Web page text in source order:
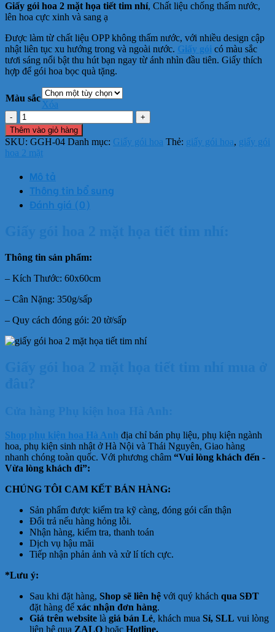
Giấy gói hoa 2 mặt họa tiết tim nhí, Chất liệu chống thấm nước,
lên hoa cực xinh và sang ạ
Được làm từ chất liệu OPP không thấm nước, với nhiều design cập
nhật liên tục xu hướng trong và ngoài nước. Giấy gói có màu sắc
tươi sáng nổi bật thu hút bạn ngay từ ánh nhìn đầu tiên. Giấy thích
hợp để gói hoa bọc quà tặng.
Màu sắc
Xóa
Giấy
gói
hoa
2
mặt
tiết
tim
nhí
Thêm vào giỏ hàng
SKU: GGH-04 Danh mục: Giấy gói hoa Thẻ: giấy gói hoa, giấy gói
hoa 2 mặt
Mô tả
Thông tin bổ sung
Đánh giá (0)
Thông tin sản phẩm:
– Kích Thước: 60x60cm
– Cân Nặng: 350g/sấp
– Quy cách đóng gói: 20 tờ/sấp
Shop phụ kiện hoa Hà Anh địa chỉ bán phụ liệu, phụ kiện ngành
hoa, phụ kiện sinh nhật ở Hà Nội và Thái Nguyên, Giao hàng
nhanh chóng toàn quốc. Với phương châm “Vui lòng khách đến -
Vừa lòng khách đi”:
CHÚNG TÔI CAM KẾT BÁN HÀNG:
Sản phẩm được kiểm tra kỹ càng, đóng gói cẩn thận
Đổi trả nếu hàng hỏng lỗi.
Nhận hàng, kiểm tra, thanh toán
Dịch vụ hậu mãi
Tiếp nhận phản ảnh và xử lí tích cực.
*Lưu ý:
Sau khi đặt hàng, Shop sẽ liên hệ với quý khách qua SĐT
đặt hàng để xác nhận đơn hàng.
Giá trên website là giá bán Lẻ, khách mua Sỉ, SLL vui lòng
liên hệ qua ZALO hoặc Hotline.